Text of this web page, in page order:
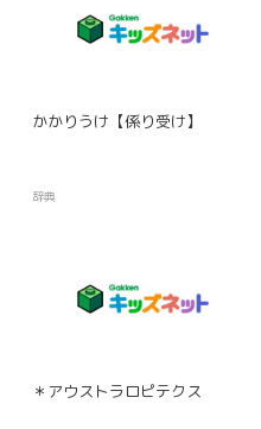
かかりうけ【係り受け】
辞典
＊アウストラロピテクス